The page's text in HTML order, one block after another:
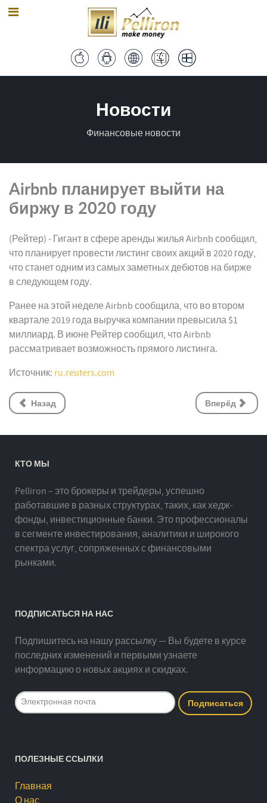
Новости
Финансовые новости
Airbnb планирует выйти на
биржу в 2020 году
(Рейтер) - Гигант в сфере аренды жилья Airbnb сообщил,
что планирует провести листинг своих акций в 2020 году,
что станет одним из самых заметных дебютов на бирже
в следующем году.
Ранее на этой неделе Airbnb сообщила, что во втором
квартале 2019 года выручка компании превысила $1
миллиард. В июне Рейтер сообщил, что Airbnb
рассматривает возможность прямого листинга.
Источник: ru.reuters.com
Назад Вперёд
КТО МЫ
Pelliron – это брокеры и трейдеры, успешно
работавшие в разных структурах, таких, как хедж-
фонды, инвестиционные банки. Это профессионалы
в сегменте инвестирования, аналитики и широкого
спектра услуг, сопряженных с финансовыми
рынками.
ПОДПИСАТЬСЯ НА НАС
Подпишитесь на нашу рассылку — Вы будете в курсе
последних изменений и первыми узнаете
информацию о новых акциях и скидках.
ПОЛЕЗНЫЕ ССЫЛКИ
Главная
О нас